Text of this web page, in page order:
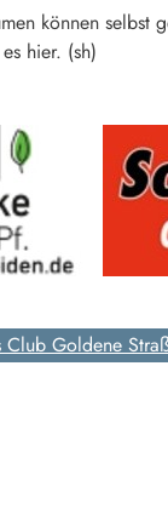
können
hier. (sh)
Club Goldene